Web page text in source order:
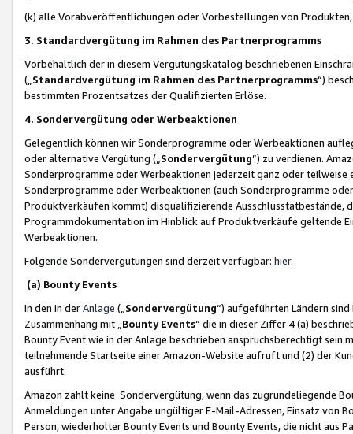
(k) alle Vorabveröffentlichungen oder Vorbestellungen von
3. Standardvergütung im Rahmen des Partnerprogramms
Vorbehaltlich der in diesem Vergütungskatalog beschriebenen
(„ Standardvergütung im Rahmen des Partnerprogramms“)
bestimmten Prozentsatzes der Qualifizierten Erlöse.
4. Sondervergütung oder Werbeaktionen
Gelegentlich können wir Sonderprogramme oder Werbeaktionen
oder alternative Vergütung („ Sondervergütung”) zu verdienen.
Sonderprogramme oder Werbeaktionen jederzeit ganz oder
Sonderprogramme oder Werbeaktionen (auch Sonderprogramme
Produktverkäufen kommt) disqualifizierende Ausschlusstatbestände,
Programmdokumentation im Hinblick auf Produktverkäufe geltende
Werbeaktionen.
Folgende Sondervergütungen sind derzeit verfügbar: hier.
(a) Bounty Events
In den in derAnlage („ Sondervergütung“) aufgeführten Ländern
Zusammenhang mit „ Bounty Events“ die in dieser Ziffer 4 (a)
Bounty Event wie in der Anlage beschrieben anspruchsberechtigt sein
teilnehmende Startseite einer Amazon-Website aufruft und (2) der
ausführt.
Amazon zahlt keine Sondervergütung, wenn das zugrundeliegende
Anmeldungen unter Angabe ungültiger E-Mail-Adressen, Einsatz von
Person, wiederholter Bounty Events und Bounty Events, die nicht